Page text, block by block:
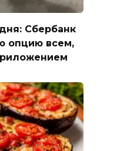
Сбербанк
опцию всем,